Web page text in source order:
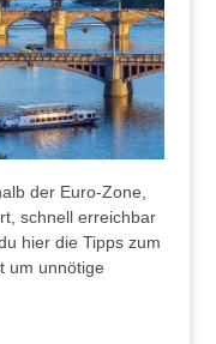
der Euro-Zone,
schnell erreichbar
hier die Tipps zum
um unnötige